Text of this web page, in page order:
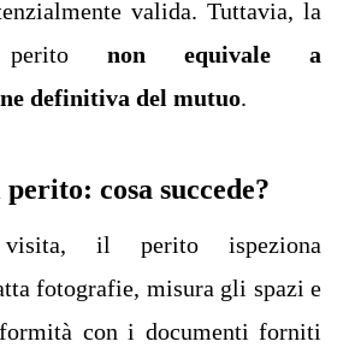
valida. Tuttavia, la
non equivale a
definitiva del mutuo.
cosa succede?
il perito ispeziona
fotografie, misura gli spazi e
con i documenti forniti